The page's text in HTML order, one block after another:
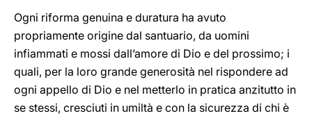
Ogni riforma genuina e duratura ha avuto
propriamente origine dal santuario, da uomini
infiammati e mossi dall’amore di Dio e del prossimo; i
quali, per la loro grande generosità nel rispondere ad
ogni appello di Dio e nel metterlo in pratica anzitutto in
se stessi, cresciuti in umiltà e con la sicurezza di chi è